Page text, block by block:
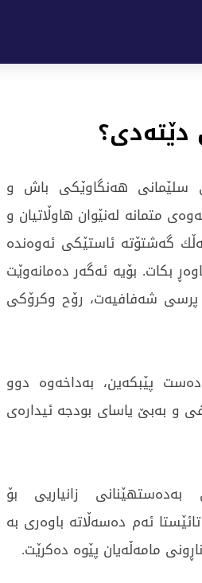
دێتەدی؟
سلێمانی هەنگاوێكی باش و
متمانە لەنێوان هاوڵاتیان و
گەشتۆتە ئاستێكی ئەوەندە
بکات. بۆیە ئەگەر دەمانەوێت
پرسی شەفافیەت، رۆح وكرۆكی
پێبکەین، بەداخەوە دوو
و بەبێ یاساى بودجە ئیدارەى
زانیاریی بۆ
ئەم دەسەڵاتە باوەری بە
مامەڵەیان پێوە دەکرێت.